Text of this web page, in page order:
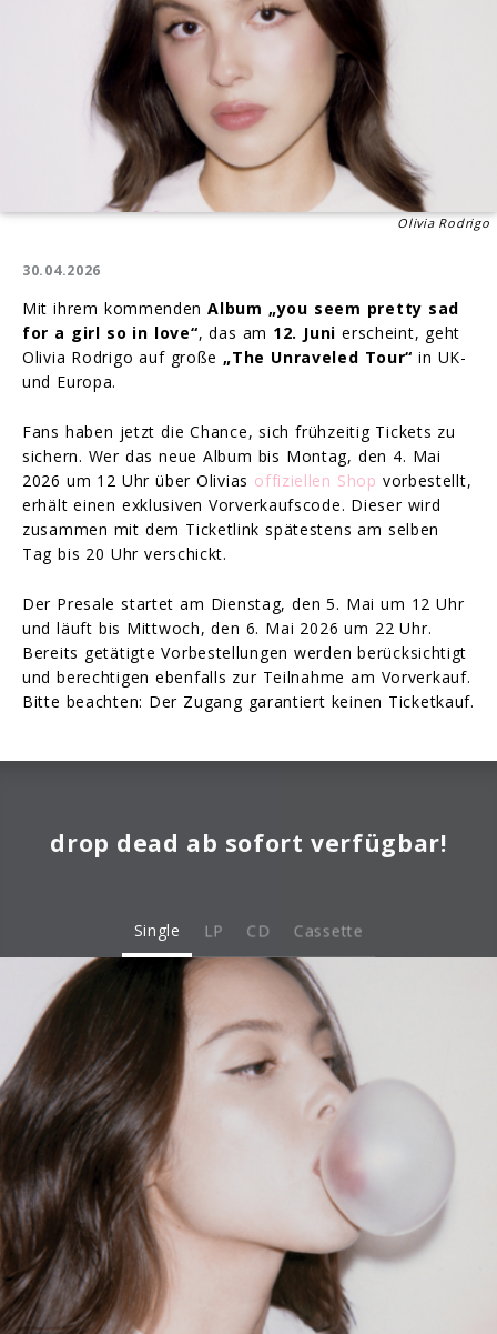
Olivia Rodrigo
30.04.2026
Mit ihrem kommendenAlbum „you seem pretty sad
for a girl so in love“, das am 12. Juni erscheint, geht
Olivia Rodrigo auf große„The Unraveled Tour“in UK-
und Europa.
Fans haben jetzt die Chance, sich frühzeitig Tickets zu
sichern. Wer das neue Album bis Montag, den 4. Mai
2026 um 12 Uhr über Olivias offiziellen Shop vorbestellt,
erhält einen exklusiven Vorverkaufscode. Dieser wird
zusammen mit dem Ticketlink spätestens am selben
Tag bis 20 Uhr verschickt.
Der Presale startet am Dienstag, den 5. Mai um 12 Uhr
und läuft bis Mittwoch, den 6. Mai 2026 um 22 Uhr.
Bereits getätigte Vorbestellungen werden berücksichtigt
und berechtigen ebenfalls zur Teilnahme am Vorverkauf.
Bitte beachten: Der Zugang garantiert keinen Ticketkauf.
drop dead ab sofort verfügbar!
Single LP CD Cassette